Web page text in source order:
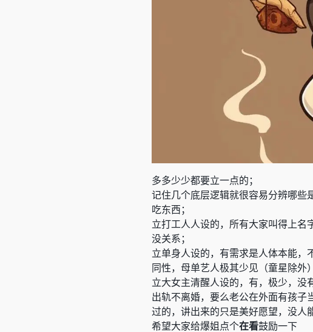
多多少少都要立一点的；
记住几个底层逻辑就很容易分辨哪些
吃东西；
立打工人人设的，所有大家叫得上
没关系；
立单身人设的，有需求是人体本能
同性，母单艺人极其少见（童星除外）
立大女主清醒人设的，有，极少，
出轨不离婚，要么老公在外面有孩
过的，讲出来的只是美好愿望，没人
希望大家给爆姐点个在看鼓励一下